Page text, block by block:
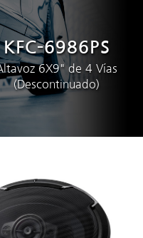
KFC-6986PS
6X9" de 4 Vías
(Descontinuado)